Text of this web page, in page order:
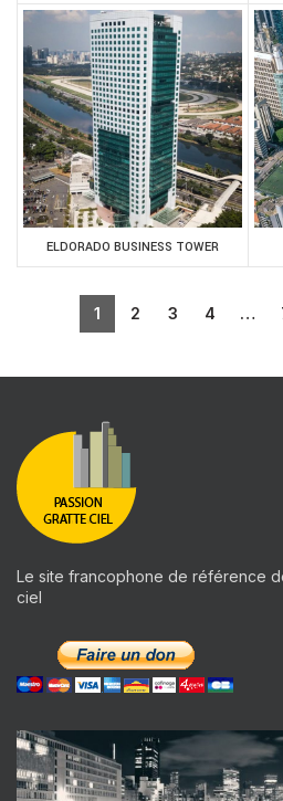
ELDORADO BUSINESS TOWER
1 2 3 4 …
Le site francophone de référence
ciel